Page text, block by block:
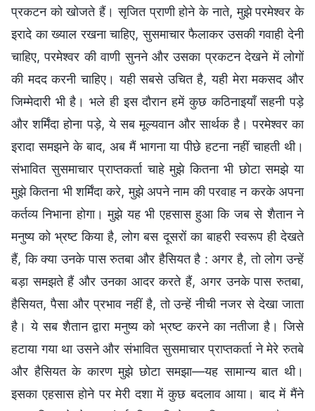
प्रकटन को खोजते हैं। सृजित प्राणी होने के नाते, मुझे परमेश्वर के
इरादे का ख्याल रखना चाहिए, सुसमाचार फैलाकर उसकी गवाही देनी
चाहिए, परमेश्वर की वाणी सुनने और उसका प्रकटन देखने में लोगों
की मदद करनी चाहिए। यही सबसे उचित है, यही मेरा मकसद और
जिम्मेदारी भी है। भले ही इस दौरान हमें कुछ कठिनाइयाँ सहनी पड़े
और शर्मिंदा होना पड़े, ये सब मूल्यवान और सार्थक है। परमेश्वर का
इरादा समझने के बाद, अब मैं भागना या पीछे हटना नहीं चाहती थी।
संभावित सुसमाचार प्राप्तकर्ता चाहे मुझे कितना भी छोटा समझे या
मुझे कितना भी शर्मिंदा करे, मुझे अपने नाम की परवाह न करके अपना
कर्तव्य निभाना होगा। मुझे यह भी एहसास हुआ कि जब से शैतान ने
मनुष्य को भ्रष्ट किया है, लोग बस दूसरों का बाहरी स्वरूप ही देखते
हैं, कि क्या उनके पास रुतबा और हैसियत है : अगर है, तो लोग उन्हें
बड़ा समझते हैं और उनका आदर करते हैं, अगर उनके पास रुतबा,
हैसियत, पैसा और प्रभाव नहीं है, तो उन्हें नीची नजर से देखा जाता
है। ये सब शैतान द्वारा मनुष्य को भ्रष्ट करने का नतीजा है। जिसे
हटाया गया था उसने और संभावित सुसमाचार प्राप्तकर्ता ने मेरे रुतबे
और हैसियत के कारण मुझे छोटा समझा—यह सामान्य बात थी।
इसका एहसास होने पर मेरी दशा में कुछ बदलाव आया। बाद में मैंने